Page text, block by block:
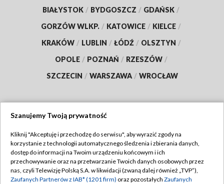
BIAŁYSTOK / BYDGOSZCZ / GDAŃSK /
GORZÓW WLKP. / KATOWICE / KIELCE /
KRAKÓW / LUBLIN / ŁÓDŹ / OLSZTYN /
OPOLE / POZNAŃ / RZESZÓW /
SZCZECIN / WARSZAWA / WROCŁAW
TVP
Abonament TVP
Emisja w TVP
Regulamin TVP
Polityka prywatności
Szanujemy Twoją prywatność
Kliknij "Akceptuję i przechodzę do serwisu", aby wyrazić zgody na
korzystanie z technologii automatycznego śledzenia i zbierania danych,
dostęp do informacji na Twoim urządzeniu końcowym i ich
przechowywanie oraz na przetwarzanie Twoich danych osobowych przez
nas, czyli Telewizję Polską S.A. w likwidacji (zwaną dalej również „TVP”),
Zaufanych Partnerów z IAB* (1201 firm) oraz pozostałych Zaufanych